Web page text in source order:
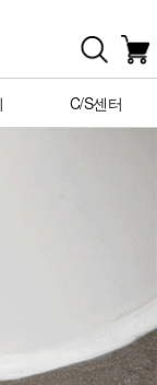
C/S센터